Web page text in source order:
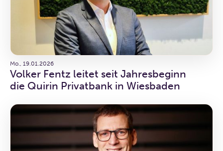
Mo., 19.01.2026
Volker Fentz leitet seit Jahresbeginn
die Quirin Privatbank in Wiesbaden